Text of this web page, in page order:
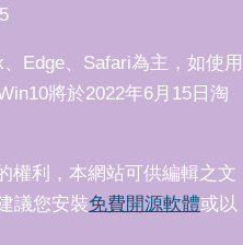
Edge、Safari為主，如使用
將於2022年6月15日淘
權利，本網站可供編輯之文
議您安裝免費開源軟體或以